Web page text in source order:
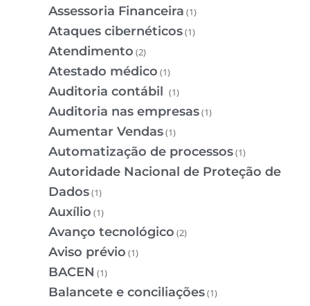
Assessoria Financeira (1)
Ataques cibernéticos(1)
Atendimento (2)
Atestado médico (1)
Auditoria contábil (1)
Auditoria nas empresas(1)
Aumentar Vendas(1)
Automatização de processos(1)
Autoridade Nacional de Proteção de
Dados(1)
Auxílio (1)
Avanço tecnológico (2)
Aviso prévio (1)
BACEN (1)
Balancete e conciliações(1)